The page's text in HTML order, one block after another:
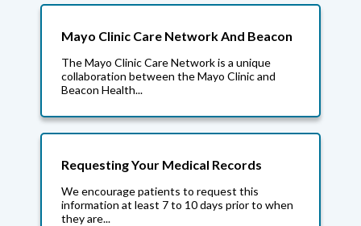
Mayo Clinic Care Network And Beacon
The Mayo Clinic Care Network is a unique
collaboration between the Mayo Clinic and
Beacon Health...
Requesting Your Medical Records
We encourage patients to request this
information at least 7 to 10 days prior to when
they are...